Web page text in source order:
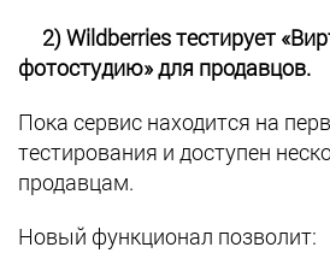
2) Wildberries тестирует
фотостудию» для продавцов.
Пока сервис находится на
тестирования и доступен
продавцам.
Новый функционал позволит: